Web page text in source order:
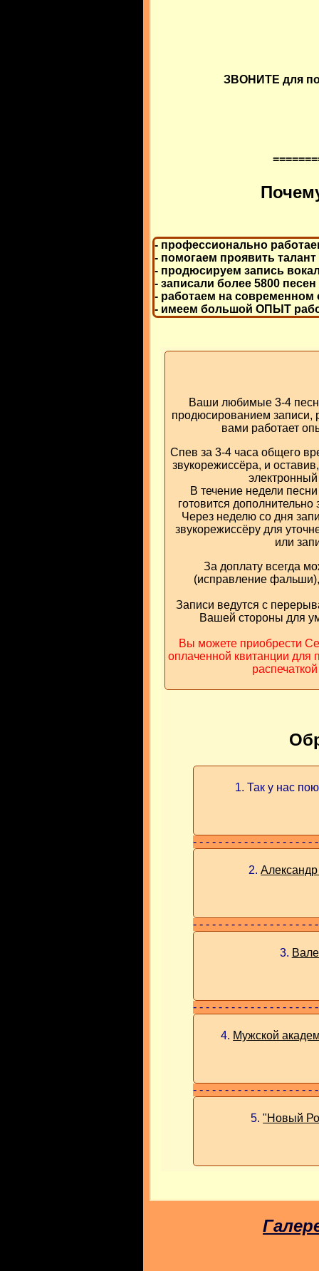
ЗВОНИТЕ для
- профессионально
- помогаем проявить
- продюсируем запись
- записали более 5800
- работаем на
- имеем большой ОПЫТ
Ваши любимые 3-4
продюсированием записи,
вами работает
Спев за 3-4 часа общего
звукорежиссёра, и
В течение недели
готовится
Через неделю со дня
звукорежиссёру для
или
За доплату всегда
(исправление фальши),
Записи ведутся с
Вашей стороны для
Вы можете приобрести
оплаченной квитанции
1. Так у нас
- - - - - - - - - - - - - - - - - - -
2.
- - - - - - - - - - - - - - - - - - -
3.
- - - - - - - - - - - - - - - - - - -
4. Мужской
- - - - - - - - - - - - - - - - - - -
5."Новый